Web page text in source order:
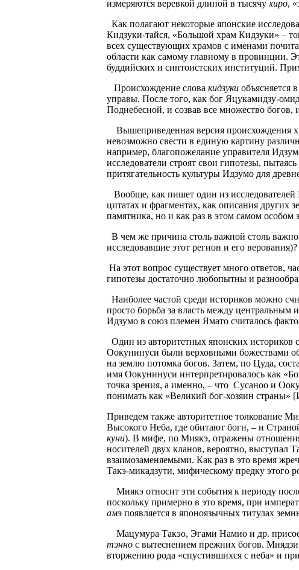
измеряются веревкой длиной в тысячу хиро,
Как полагают некоторые японские
Кидзуки-тайся, «Большой храм Кидзуки» –
всех существующих храмов с именами
области как самому главному в провинции.
буддийских и синтоистских институций.
Происхождение слова кидзуки объясняется
управы. После того, как бог Яцукамидзу-
Поднебесной, и созвав все множество богов,
Вышеприведенная версия происхождения
невозможно свести в единую картину
например, благопожелание управителя
исследователи строят свои гипотезы,
притягательность культуры Идзумо для
Вообще, как пишет один из исследователей
цитатах и фрагментах, как описания других
памятника, но и как раз в этом самом особом
В чем же причина столь важной столь
исследовавшие этот регион и его верования)?
На этот вопрос существует много ответов,
гипотезы достаточно любопытны и
Наиболее частой среди историков можно
просто борьба за власть между
Идзумо в союз племен Ямато считалось
Один из авторитетных японских
Оокунинуси были верховными божествами
на землю потомка богов. Затем, по Цуда,
имя Оокунинуси интерпретировалось как
точка зрения, а именно, – что Сусаноо и
понимать как «Великий бог-хозяин страны»
Приведем также авторитетное толкование
Высокого Неба, где обитают боги, – и
куни). В мифе, по Миякэ, отражены
носителей двух кланов, вероятно, выступал
взаимозаменяемыми. Как раз в это время
Такэ-микадзути, мифическому предку этого
Миякэ относит эти события к периоду
поскольку примерно в это время, при
амэ появляется в японоязычных титулах
Мацумура Такэо, Эгами Намио и др.
тэнно с вытеснением прежних богов. Миядзи
вторжению рода «спустившихся с неба» и